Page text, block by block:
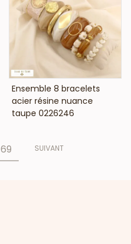
VOIR LE PRIX
Ensemble 8 bracelets
acier résine nuance
taupe 0226246
69 SUIVANT